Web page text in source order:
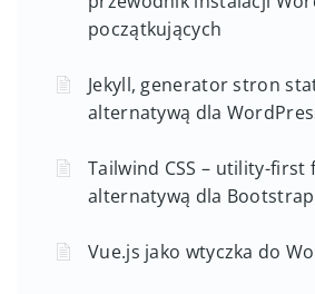
początkujących
Jekyll, generator stron
alternatywą dla
Tailwind CSS – utility-first
alternatywą dla Bootstrap
Vue.js jako wtyczka do